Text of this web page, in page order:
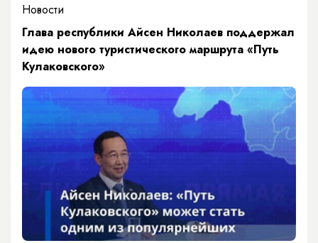
Новости
Глава республики Айсен Николаев поддержал
идею нового туристического маршрута «Путь
Кулаковского»